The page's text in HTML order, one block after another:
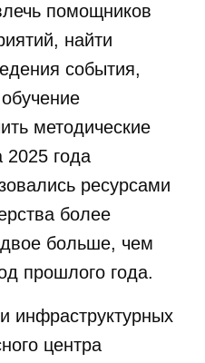
помощников
найти
события,
методические
года
ресурсами
более
больше, чем
прошлого года.
инфраструктурных
центра